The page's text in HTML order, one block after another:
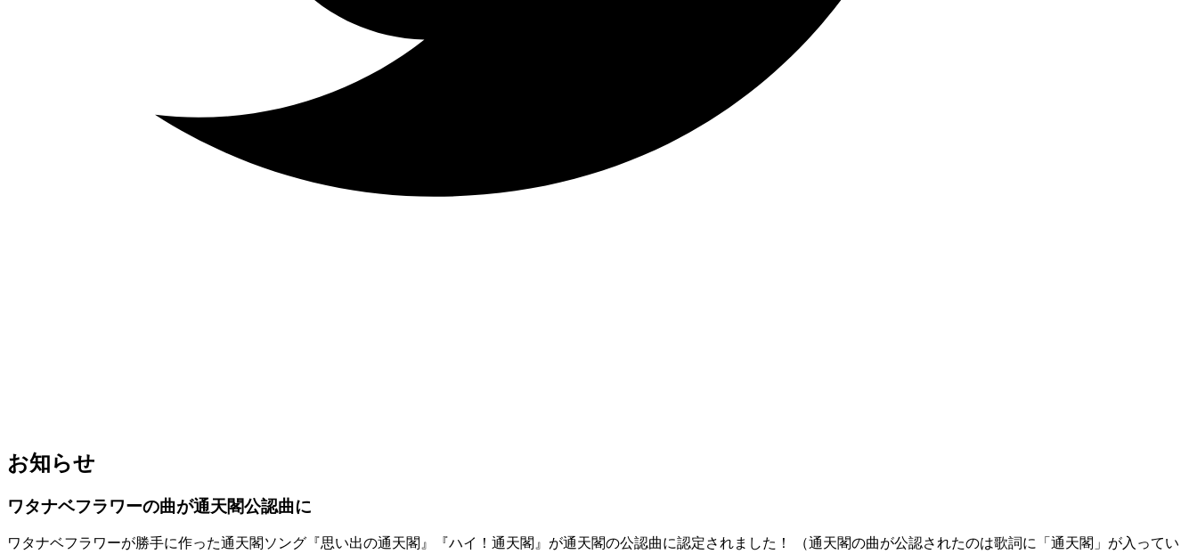
お知らせ
ワタナベフラワーの曲が通天閣公認曲に
ワタナベフラワーが勝手に作った通天閣ソング『思い出の通天閣』『ハイ！通天閣』が通天閣の公認曲に認定されました！ （通天閣の曲が公認されたのは歌詞に「通天閣」が入ってい